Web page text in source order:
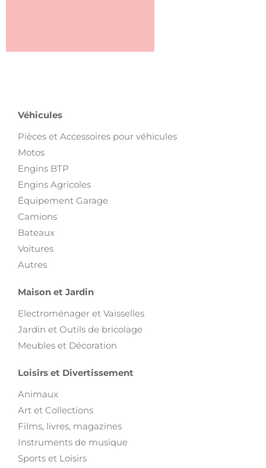
Véhicules
Pièces et Accessoires pour véhicules
Motos
Engins BTP
Engins Agricoles
Équipement Garage
Camions
Bateaux
Voitures
Autres
Maison et Jardin
Electroménager et Vaisselles
Jardin et Outils de bricolage
Meubles et Décoration
Loisirs et Divertissement
Animaux
Art et Collections
Films, livres, magazines
Instruments de musique
Sports et Loisirs